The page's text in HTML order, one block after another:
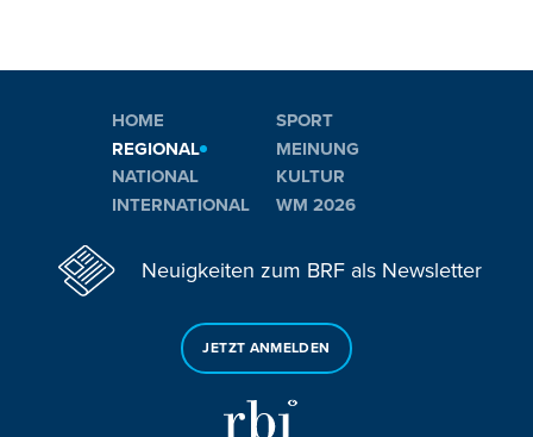
HOME
REGIONAL
NATIONAL
INTERNATIONAL
SPORT
MEINUNG
KULTUR
WM 2026
Neuigkeiten zum BRF als Newsletter
JETZT ANMELDEN